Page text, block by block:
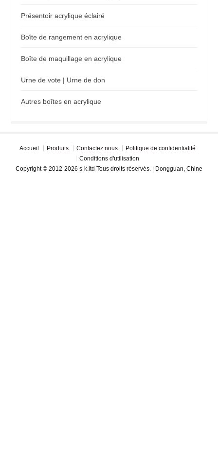
Présentoir acrylique éclairé
Boîte de rangement en acrylique
Boîte de maquillage en acrylique
Urne de vote | Urne de don
Autres boîtes en acrylique
Accueil Produits Contactez nous
Politique de confidentialité
Conditions d'utilisation
Copyright © 2012-2026 s-k.ltd Tous droits réservés. | Dongguan, Chine